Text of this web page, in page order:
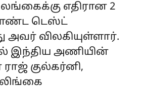
எதிரான 2
டெஸ்ட்
அவர் விலகியுள்ளார்.
இந்திய அணியின்
குல்கர்னி,